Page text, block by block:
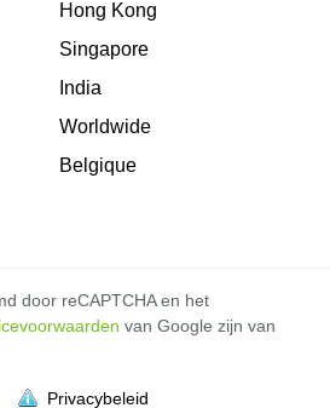
Hong Kong
Singapore
India
Worldwide
Belgique
door reCAPTCHA en het
van Google zijn van
Privacybeleid